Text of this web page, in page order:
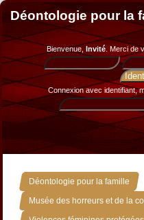
Déontologie pour la
Bienvenue, Invité. Merci de
Connexion avec identifiant,
Déontologie pour la famille »
Musée des horreurs et de la